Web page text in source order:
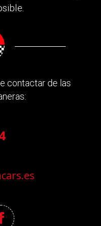
contactar de las